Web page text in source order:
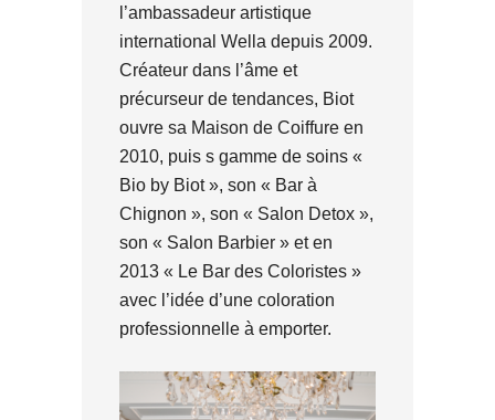
l’ambassadeur artistique
international Wella depuis 2009.
Créateur dans l’âme et
précurseur de tendances, Biot
ouvre sa Maison de Coiffure en
2010, puis s gamme de soins «
Bio by Biot », son « Bar à
Chignon », son « Salon Detox »,
son « Salon Barbier » et en
2013 « Le Bar des Coloristes »
avec l’idée d’une coloration
professionnelle à emporter.